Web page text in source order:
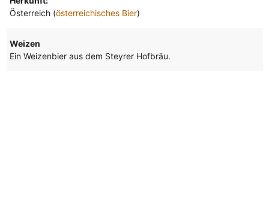
Österreich (österreichisches Bier)
Weizen
Ein Weizenbier aus dem Steyrer Hofbräu.